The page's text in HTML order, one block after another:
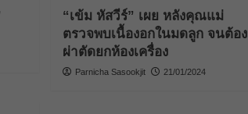
“เข้ม หัสวีร์” เผย หลังคุณแม่
ตรวจพบเนื้องอกในมดลูก จนต้อง
ผ่าตัดยกห้องเครื่อง
Parnicha Sasookjit 21/01/2024